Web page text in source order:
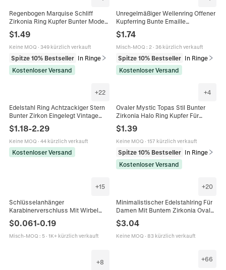
Regenbogen Marquise Schliff
Zirkonia Ring Kupfer Bunter Mode
Statement Schmuck Für Frauen
$1.49
Keine MOQ · 349 kürzlich verkauft
Spitze 10% Bestseller In Ringe
Kostenloser Versand
Unregelmäßiger Wellenring Offener
Kupferring Bunte Emaille
Geometrisch Hohl Verstellbar Retro
Minimalistisch Damen Schmuck
$1.74
Misch-MOQ : 2· 36 kürzlich verkauft
Spitze 10% Bestseller In Ringe
Kostenloser Versand
+22
Edelstahl Ring Achtzackiger Stern
Bunter Zirkon Eingelegt Vintage
Breit Dome Band Schmuck Für
Frauen
$1.18-2.29
Keine MOQ · 44 kürzlich verkauft
Kostenloser Versand
+4
Ovaler Mystic Topas Stil Bunter
Zirkonia Halo Ring Kupfer Für
Frauen Hochzeit Verlobung
Schmuck Geschenk
$1.39
Keine MOQ · 157 kürzlich verkauft
Spitze 10% Bestseller In Ringe
Kostenloser Versand
+15
Schlüsselanhänger
Karabinerverschluss Mit Wirbel
Verbinder Für DIY Taschen
Schmuckherstellung
$0.061-0.19
Misch-MOQ : 5· 1K+ kürzlich verkauft
+20
Minimalistischer Edelstahlring Für
Damen Mit Buntem Zirkonia Oval
Retro Stapelbarer Schmuck
$3.04
Keine MOQ · 83 kürzlich verkauft
+8 +66